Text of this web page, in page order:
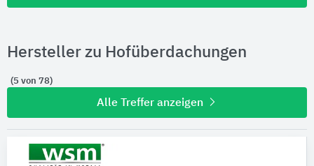
Hersteller zu Hofüberdachungen
(5 von 78)
Alle Treffer anzeigen